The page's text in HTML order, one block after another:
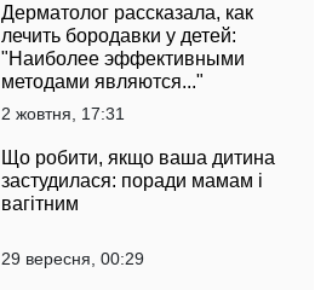
Дерматолог рассказала, как
лечить бородавки у детей:
"Наиболее эффективными
методами являются..."
2 жовтня, 17:31
Що робити, якщо ваша дитина
застудилася: поради мамам і
вагітним
29 вересня, 00:29